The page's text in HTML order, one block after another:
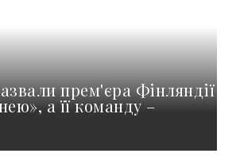
прем'єра Фінляндії
а її команду –